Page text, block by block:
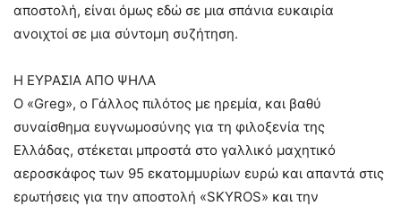
αποστολή, είναι όμως εδώ σε μια σπάνια ευκαιρία
ανοιχτοί σε μια σύντομη συζήτηση.
Η ΕΥΡΑΣΙΑ ΑΠΟ ΨΗΛΑ
Ο «Greg», ο Γάλλος πιλότος με ηρεμία, και βαθύ
συναίσθημα ευγνωμοσύνης για τη φιλοξενία της
Ελλάδας, στέκεται μπροστά στο γαλλικό μαχητικό
αεροσκάφος των 95 εκατομμυρίων ευρώ και απαντά στις
ερωτήσεις για την αποστολή «SKYROS» και την